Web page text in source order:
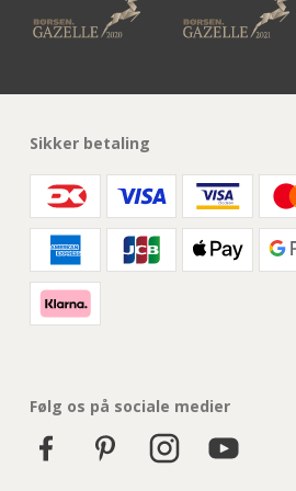
Sikker betaling
Følg os på sociale medier